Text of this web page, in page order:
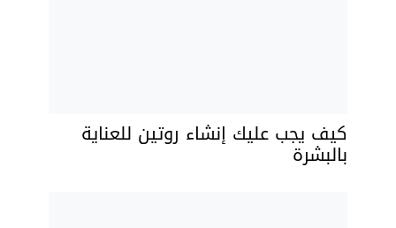
كيف يجب عليك إنشاء روتين للعناية
بالبشرة